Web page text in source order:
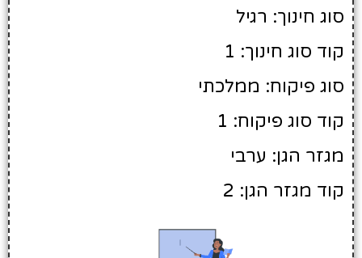
סוג חינוך: רגיל
קוד סוג חינוך: 1
סוג פיקוח: ממלכתי
קוד סוג פיקוח: 1
מגזר הגן: ערבי
קוד מגזר הגן: 2